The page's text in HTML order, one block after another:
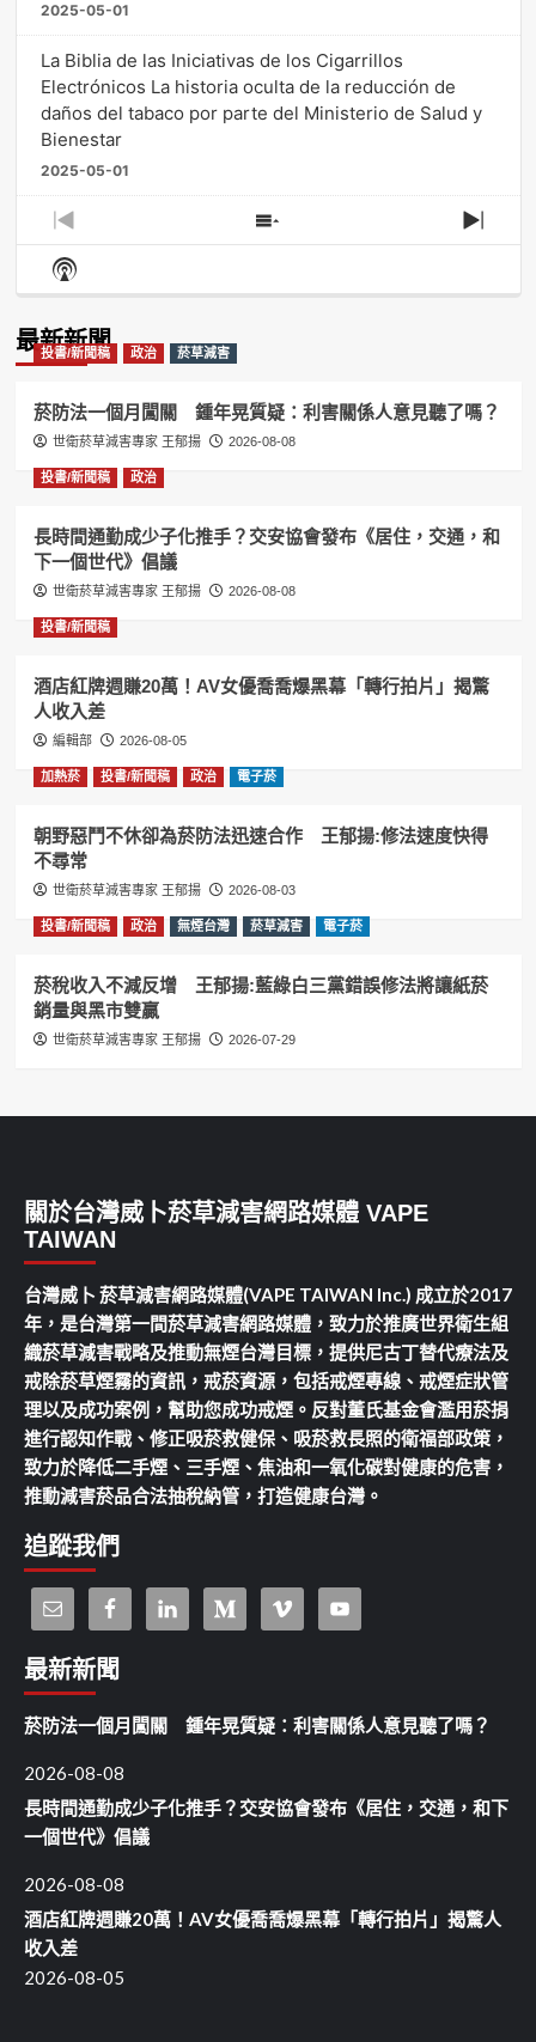
2025-05-01
La Biblia de las Iniciativas de los Cigarrillos
Electrónicos La historia oculta de la reducción de
daños del tabaco por parte del Ministerio de Salud y
Bienestar
2025-05-01
Previous
Episode
Show
Episodes
Next
Show
Podcast
最新新聞
投書/新聞稿 政治 菸草減害
菸防法一個月闖關 鍾年晃質疑：利害關係人意見聽了嗎？
世衛菸草減害專家 王郁揚 2026-08-08
投書/新聞稿 政治
長時間通勤成少子化推手？交安協會發布《居住，交通，和
下一個世代》倡議
世衛菸草減害專家 王郁揚 2026-08-08
投書/新聞稿
酒店紅牌週賺20萬！AV女優喬喬爆黑幕「轉行拍片」揭驚
人收入差
編輯部 2026-08-05
加熱菸 投書/新聞稿 政治 電子菸
朝野惡鬥不休卻為菸防法迅速合作 王郁揚:修法速度快得
不尋常
世衛菸草減害專家 王郁揚 2026-08-03
投書/新聞稿 政治 無煙台灣 菸草減害 電子菸
菸稅收入不減反增 王郁揚:藍綠白三黨錯誤修法將讓紙菸
銷量與黑市雙贏
世衛菸草減害專家 王郁揚 2026-07-29
關於台灣威卜菸草減害網路媒體 VAPE
TAIWAN
台灣威卜 菸草減害網路媒體(VAPE TAIWAN Inc.) 成立於2017
年，是台灣第一間菸草減害網路媒體，致力於推廣世界衛生組
織菸草減害戰略及推動無煙台灣目標，提供尼古丁替代療法及
戒除菸草煙霧的資訊，戒菸資源，包括戒煙專線、戒煙症狀管
理以及成功案例，幫助您成功戒煙。反對董氏基金會濫用菸捐
進行認知作戰、修正吸菸救健保、吸菸救長照的衛福部政策，
致力於降低二手煙、三手煙、焦油和一氧化碳對健康的危害，
推動減害菸品合法抽稅納管，打造健康台灣。
追蹤我們
最新新聞
菸防法一個月闖關 鍾年晃質疑：利害關係人意見聽了嗎？
2026-08-08
長時間通勤成少子化推手？交安協會發布《居住，交通，和下
一個世代》倡議
2026-08-08
酒店紅牌週賺20萬！AV女優喬喬爆黑幕「轉行拍片」揭驚人
收入差
2026-08-05